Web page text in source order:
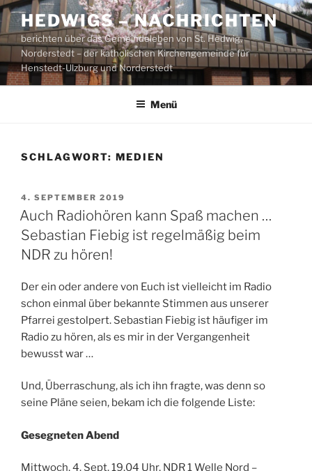
Zum
Inhalt
springen
HEDWIGS – NACHRICHTEN
berichten über das Gemeindeleben von St. Hedwig,
Norderstedt – der katholischen Kirchengemeinde für
Henstedt-Ulzburg und Norderstedt
Menü
SCHLAGWORT: MEDIEN
VERÖFFENTLICHT
AM
4. SEPTEMBER 2019
Auch Radiohören kann Spaß machen …
Sebastian Fiebig ist regelmäßig beim
NDR zu hören!
Der ein oder andere von Euch ist vielleicht im Radio
schon einmal über bekannte Stimmen aus unserer
Pfarrei gestolpert. Sebastian Fiebig ist häufiger im
Radio zu hören, als es mir in der Vergangenheit
bewusst war …
Und, Überraschung, als ich ihn fragte, was denn so
seine Pläne seien, bekam ich die folgende Liste:
Gesegneten Abend
Mittwoch, 4. Sept. 19.04 Uhr, NDR 1 Welle Nord –